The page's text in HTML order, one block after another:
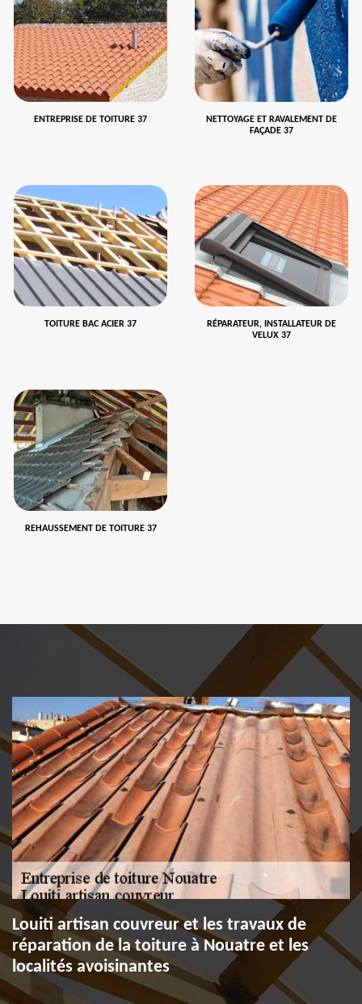
ENTREPRISE DE TOITURE 37
NETTOYAGE ET RAVALEMENT DE
FAÇADE 37
TOITURE BAC ACIER 37
RÉPARATEUR, INSTALLATEUR DE
VELUX 37
REHAUSSEMENT DE TOITURE 37
Louiti artisan couvreur et les travaux de
réparation de la toiture à Nouatre et les
localités avoisinantes